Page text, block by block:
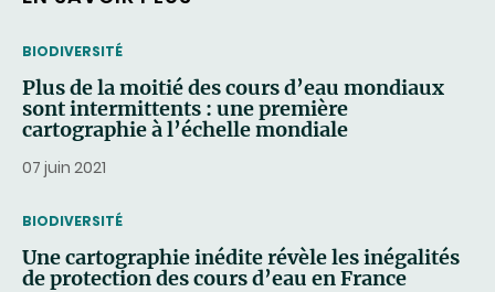
THEMATIC
BIODIVERSITÉ
Plus de la moitié des cours d’eau mondiaux
sont intermittents : une première
cartographie à l’échelle mondiale
07 juin 2021
THEMATIC
BIODIVERSITÉ
Une cartographie inédite révèle les inégalités
de protection des cours d’eau en France